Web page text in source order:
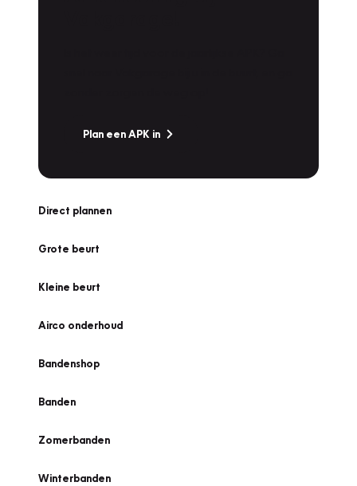
Plan een APK in
Direct plannen
Grote beurt
Kleine beurt
Airco onderhoud
Bandenshop
Banden
Zomerbanden
Winterbanden